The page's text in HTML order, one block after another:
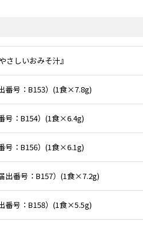
やさしいおみそ汁』
番号：B153）(1食×7.8g)
号：B154）(1食×6.4g)
号：B156）(1食×6.1g)
出番号：B157）(1食×7.2g)
番号：B158）(1食×5.5g)